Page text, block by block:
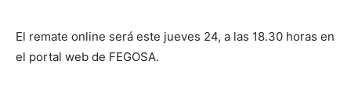
El remate online será este jueves 24, a las 18.30 horas en
el portal web de FEGOSA.